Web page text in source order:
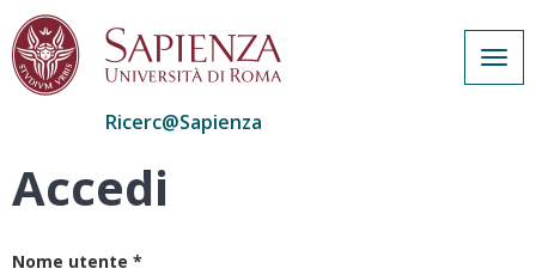
Salta
Ricerc@Sapienza
Accedi
Nome utente *